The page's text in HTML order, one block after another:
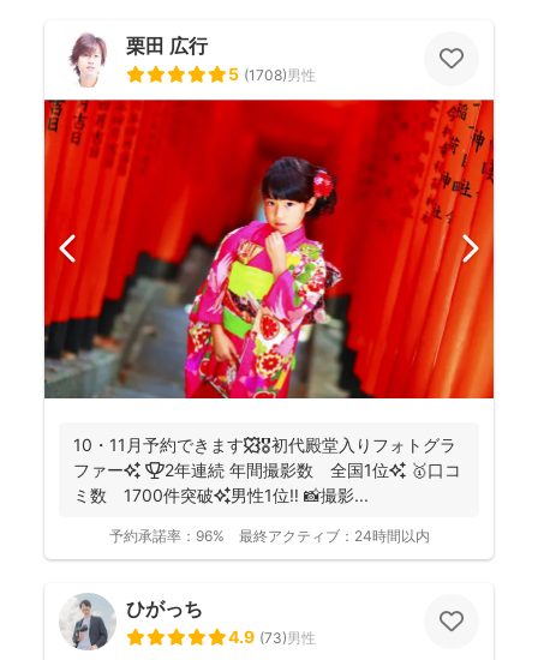
栗田 広行
5 (1708)男性
10・11月予約できます🍁🎖初代殿堂入りフォトグラ
ファー✨ 🏆2年連続 年間撮影数 全国1位✨ 🥇口コ
ミ数 1700件突破✨男性1位‼️ 📸撮影...
予約承諾率： 96% 最終アクティブ： 24時間以内
ひがっち
4.9 (73)男性